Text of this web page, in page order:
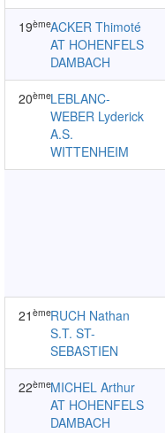
19èmeACKER Thimoté
AT HOHENFELS
DAMBACH
20èmeLEBLANC-
WEBER Lyderick
A.S.
WITTENHEIM
21 èmeRUCH Nathan
S.T. ST-
SEBASTIEN
22èmeMICHEL Arthur
AT HOHENFELS
DAMBACH